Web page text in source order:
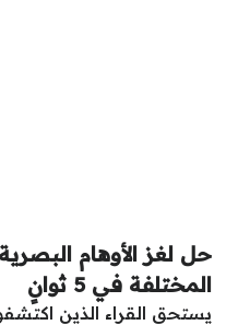
حل لغز الأوهام البصرية
المختلفة في 5 ثوانٍ
يستحق القراء الذين